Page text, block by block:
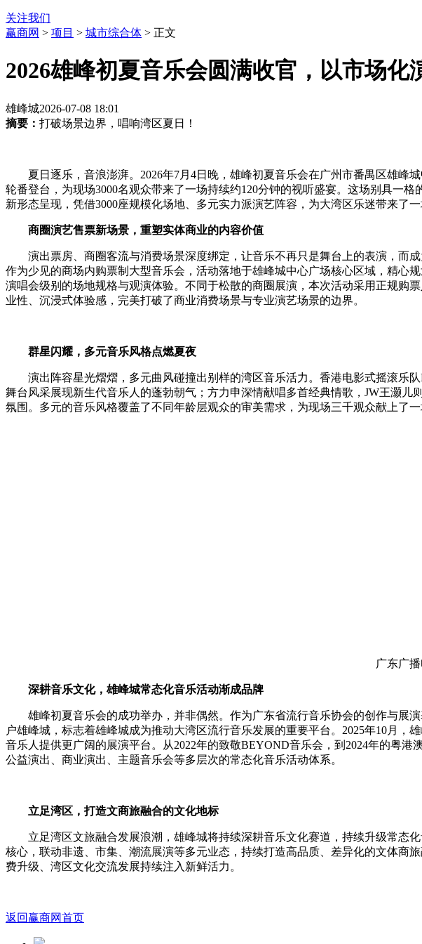
关注我们
赢商网 > 项目 > 城市综合体 > 正文
2026雄峰初夏音乐会圆满收官，以市场化
雄峰城2026-07-08 18:01
摘要： 打破场景边界，唱响湾区夏日！
夏日逐乐，音浪澎湃。2026年7月4日晚，雄峰初夏音乐会在广州市番禺区雄峰
轮番登台，为现场3000名观众带来了一场持续约120分钟的视听盛宴。这场别具一
新形态呈现，凭借3000座规模化场地、多元实力派演艺阵容，为大湾区乐迷带来了
商圈演艺售票新场景 ， 重塑实体商业的内容价值
演出票房、商圈客流与消费场景深度绑定，让音乐不再只是舞台上的表演，而
作为少见的商场内购票制大型音乐会，活动落地于雄峰城中心广场核心区域，精心
演唱会级别的场地规格与观演体验。不同于松散的商圈展演，本次活动采用正规购
业性、沉浸式体验感，完美打破了商业消费场景与专业演艺场景的边界。
群星闪耀 ， 多元音乐风格点燃夏夜
演出阵容星光熠熠，多元曲风碰撞出别样的湾区音乐活力。香港电影式摇滚乐
舞台风采展现新生代音乐人的蓬勃朝气；方力申深情献唱多首经典情歌，JW王灏
氛围。多元的音乐风格覆盖了不同年龄层观众的审美需求，为现场三千观众献上了一
广东广
深耕音乐文化， 雄峰城常态化音乐活动渐成品牌
雄峰初夏音乐会的成功举办，并非偶然。作为广东省流行音乐协会的创作与展
户雄峰城，标志着雄峰城成为推动大湾区流行音乐发展的重要平台。2025年10月
音乐人提供更广阔的展演平台。从2022年的致敬BEYOND音乐会，到2024年的粤
公益演出、商业演出、主题音乐会等多层次的常态化音乐活动体系。
立足湾区 ，打造文商旅融合的文化地标
立足湾区文旅融合发展浪潮，雄峰城将持续深耕音乐文化赛道，持续升级常态
核心，联动非遗、市集、潮流展演等多元业态，持续打造高品质、差异化的文体商
费升级、湾区文化交流发展持续注入新鲜活力。
返回赢商网首页